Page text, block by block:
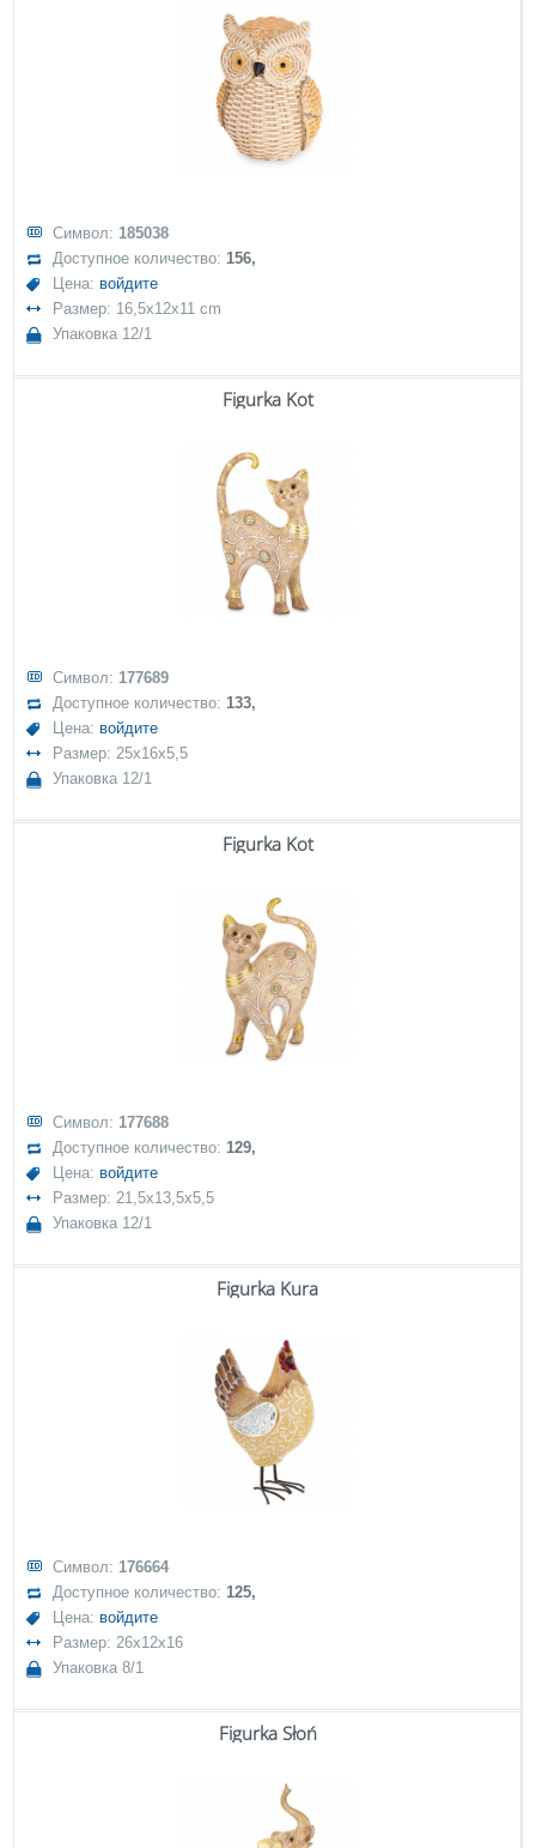
Символ: 185038
Доступное количество:156,
Цена: войдите
Размер: 16,5x12x11 cm
Упаковка 12/1
Figurka Kot
Символ: 177689
Доступное количество:133,
Цена: войдите
Размер: 25x16x5,5
Упаковка 12/1
Figurka Kot
Символ: 177688
Доступное количество:129,
Цена: войдите
Размер: 21,5x13,5x5,5
Упаковка 12/1
Figurka Kura
Символ: 176664
Доступное количество:125,
Цена: войдите
Размер: 26x12x16
Упаковка 8/1
Figurka Słoń